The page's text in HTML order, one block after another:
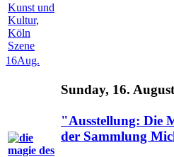
Kunst und
Kultur,
Köln
Szene
16Aug.
Sunday, 16.
"Ausstellung: Die
der Sammlung